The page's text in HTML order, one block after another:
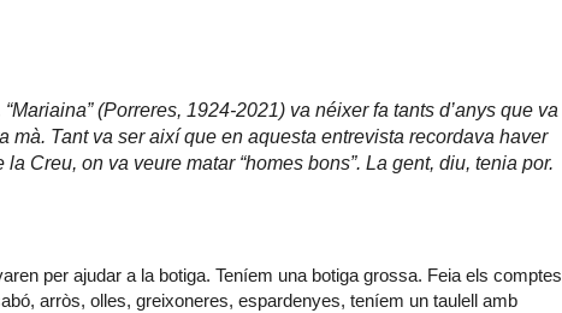
(Porreres, 1924-2021) va néixer fa tants d’anys que va
mà. Tant va ser així que en aquesta entrevista recordava haver
la Creu, on va veure matar “homes bons”. La gent, diu, tenia por.
per ajudar a la botiga. Teníem una botiga grossa. Feia els comptes
arròs, olles, greixoneres, espardenyes, teníem un taulell amb